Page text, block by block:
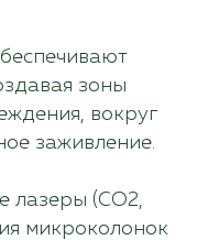
зоны
вокруг
заживление.
лазеры (CO2,
микроколонок